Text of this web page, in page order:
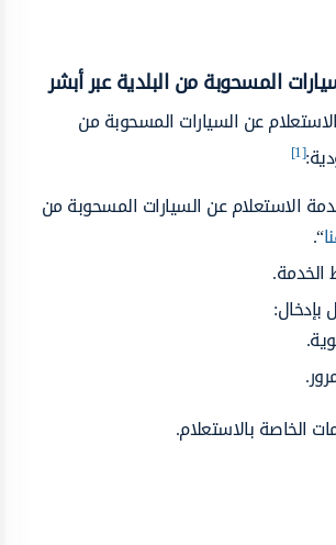
المسحوبة من البلدية عبر أبشر
عن السيارات المسحوبة من
[1]
الاستعلام عن السيارات المسحوبة من
“.
الخدمة.
بإدخال:
الخاصة بالاستعلام.